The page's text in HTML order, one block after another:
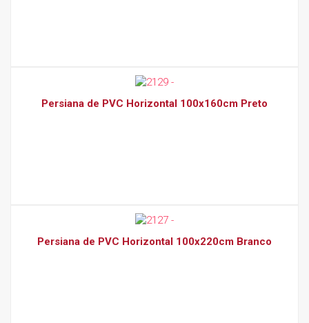
Persiana de PVC Horizontal 100x160cm Preto
Persiana de PVC Horizontal 100x220cm Branco